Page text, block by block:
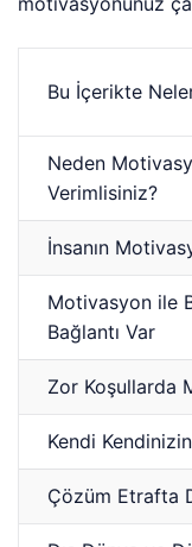
Bu İçerikte
Neden
Verimlisiniz?
İnsanın
Motivasyon ile
Bağlantı Var
Zor Koşullarda
Kendi
Çözüm Etrafta